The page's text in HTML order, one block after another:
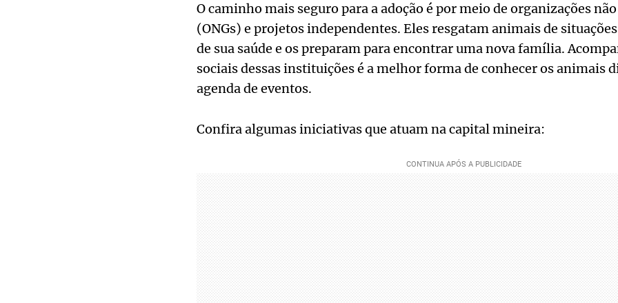
O caminho mais seguro para a adoção é por meio de organizações
(ONGs) e projetos independentes. Eles resgatam animais de
de sua saúde e os preparam para encontrar uma nova família.
sociais dessas instituições é a melhor forma de conhecer os animais
agenda de eventos.
Confira algumas iniciativas que atuam na capital mineira: